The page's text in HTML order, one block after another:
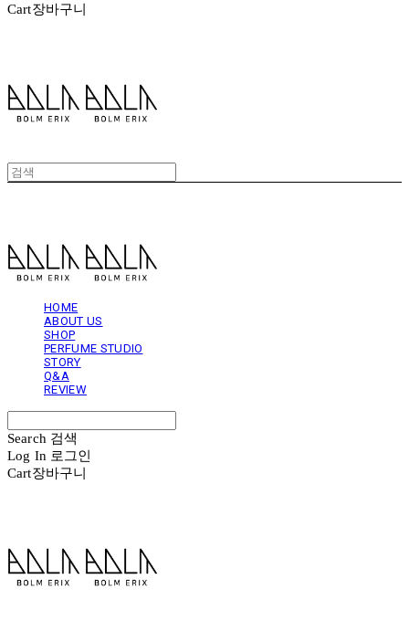
Cart장바구니
HOME
ABOUT US
SHOP
PERFUME STUDIO
STORY
Q&A
REVIEW
Search 검색
Log In 로그인
Cart장바구니